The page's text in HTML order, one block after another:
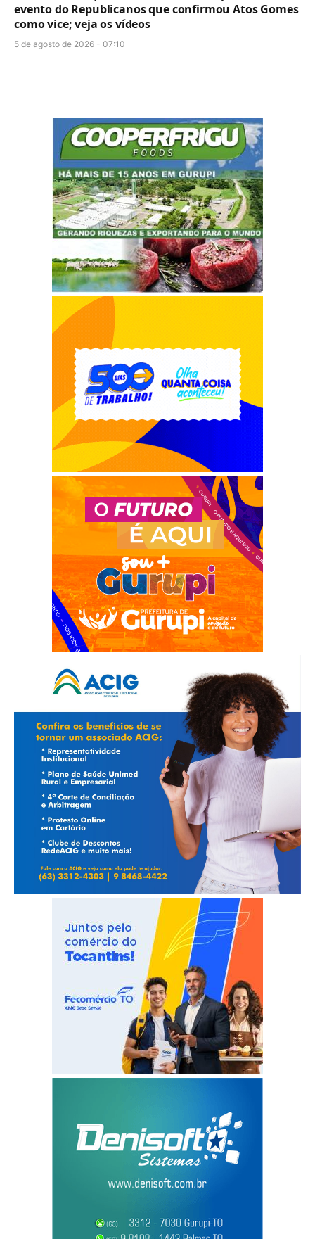
evento do Republicanos que confirmou Atos Gomes
como vice; veja os vídeos
5 de agosto de 2026 - 07:10